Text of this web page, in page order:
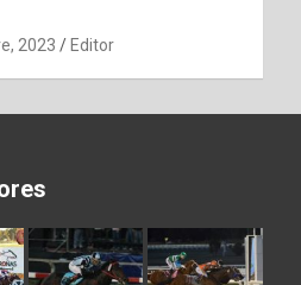
2023 Editor